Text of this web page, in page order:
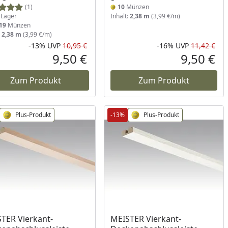
Preis
(1)
19 Münzen
2,38 m (3,99 €/m)
Rabatt in Prozent
-13%
Ursprünglicher Preis
UVP 10,95 €
Aktueller Preis
9,50 €
Zum Produkt
10 Münzen
Inhalt:2,38 m (3,99 €/m)
-16% UVP 11,42 €
9,50 €
Zum Produkt
Plus-Produkt
Vierkant-
am Lager
-13% Plus-Produkt
MEISTER Vierkant-
Produkt am Lager